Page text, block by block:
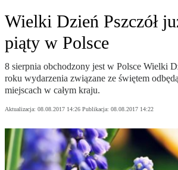
Wielki Dzień Pszczół
piąty w Polsce
8 sierpnia obchodzony jest w Polsce Wielki
roku wydarzenia związane ze świętem
miejscach w całym kraju.
Aktualizacja: 08.08.2017 14:26 Publikacja: 08.08.2017 14:22